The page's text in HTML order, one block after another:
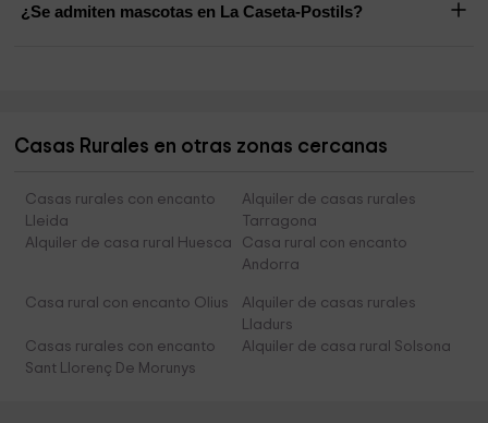
¿Se admiten mascotas en La Caseta-Postils?
Casas Rurales en otras zonas cercanas
Casas rurales con encanto
Lleida
Alquiler de casas rurales
Tarragona
Alquiler de casa rural Huesca
Casa rural con encanto
Andorra
Casa rural con encanto Olius
Alquiler de casas rurales
Lladurs
Casas rurales con encanto
Sant Llorenç De Morunys
Alquiler de casa rural Solsona